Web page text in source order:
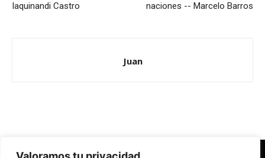
Iaquinandi Castro
naciones -- Marcelo Barros
Juan